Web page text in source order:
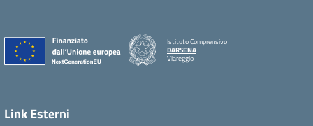
Istituto Comprensivo
DARSENA
Viareggio
Link Esterni